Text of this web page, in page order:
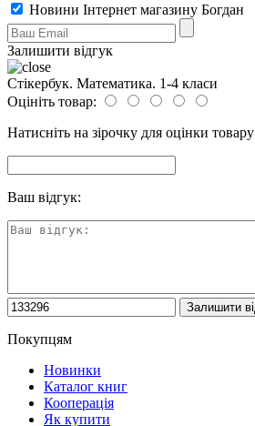
Новини Інтернет магазину Богдан
Залишити відгук
Стікербук. Математика. 1-4 класи
Оцініть товар:
Натисніть на зірочку для оцінки товару
Ваш відгук:
Покупцям
Новинки
Каталог книг
Кооперація
Як купити